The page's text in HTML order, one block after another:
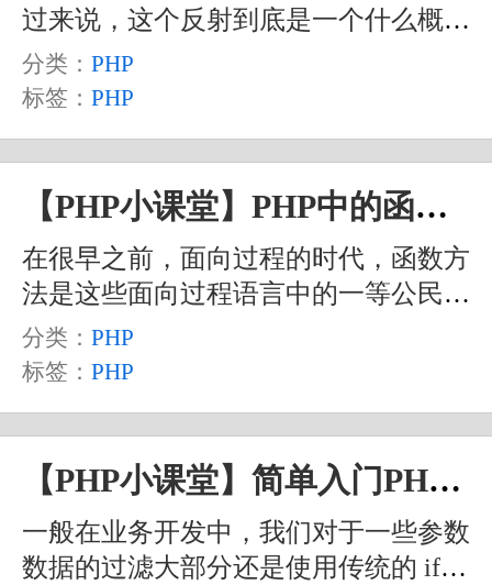
过来说，这个反射到底是一个什么概念
呢？其实反射，就是通过一些方法函
数，来获得一个类或者一个实例化对象
可以是在运行时来动态获取这些信息
的。这样的话，有很多功能就可以通过
反射来实现了。比如说 Java 中的注
解，在一些 PHP 的框架中，要实现类
似的注解功能，就是通过反射来获得注
释中的信息来实现的。大家可以参考
Hyperf 框架中的注解功能。
分类： PHP
标签： PHP
【PHP小课堂】PHP中的函数相关处理方法学习
在很早之前，面向过程的时代，函数方
法是这些面向过程语言中的一等公民。
在进步到面向对象之后，函数依然有着
举足轻重的地位，它在类中成为了方
个函数。一般地，我们会将类外部定义
的 function 称为函数，而将类的内部定
义的 function 称为方法。我们的 PHP
也是从面向过程语言发展成为面向对象
语言的一门编程语言，所以函数方法的
分类： PHP
标签： PHP
【PHP小课堂】简单入门PHP中的过滤器相关函数
一般在业务开发中，我们对于一些参数
数据的过滤大部分还是使用传统的 if